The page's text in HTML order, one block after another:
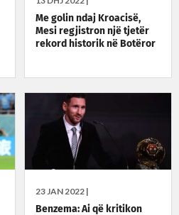
Me golin ndaj Kroacisë,
Mesi regjistron një tjetër
rekord historik në Botëror
23 JAN 2022 |
Benzema: Ai që kritikon